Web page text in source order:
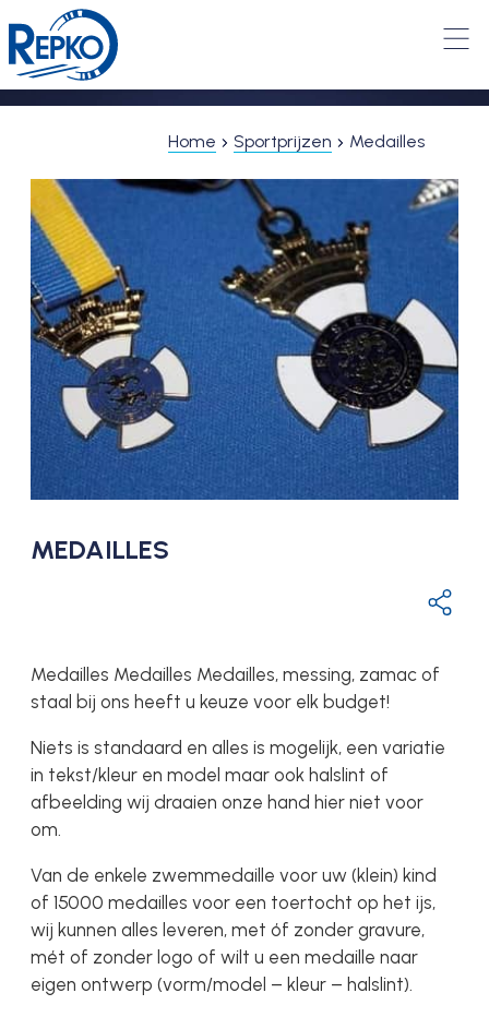
Home Sportprijzen Medailles
MEDAILLES
Medailles Medailles Medailles, messing, zamac of
staal bij ons heeft u keuze voor elk budget!
Niets is standaard en alles is mogelijk, een variatie
in tekst/kleur en model maar ook halslint of
afbeelding wij draaien onze hand hier niet voor
om.
Van de enkele zwemmedaille voor uw (klein) kind
of 15000 medailles voor een toertocht op het ijs,
wij kunnen alles leveren, met óf zonder gravure,
mét of zonder logo of wilt u een medaille naar
eigen ontwerp (vorm/model – kleur – halslint).